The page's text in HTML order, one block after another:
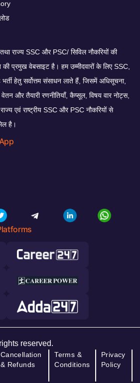
तथा राज्य SSC और PSC/ सिविल नौकरियों की
की प्रमुख वेबसाइट है। हम उम्मीदवारों के लिए SSC,
हेतु सर्वोत्तम संसाधन लाते हैं, जिसमें अधिसूचना,
और तैयारी रणनीतियाँ, कैप्सूल, विषय वार नोट्स,
एवं राष्ट्रीय SSC और PSC नौकरियों से
है।
reserved.
Cancellation
& Refunds
Terms &
Conditions
Privacy
Policy